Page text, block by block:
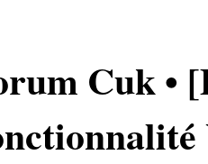
Cuk •